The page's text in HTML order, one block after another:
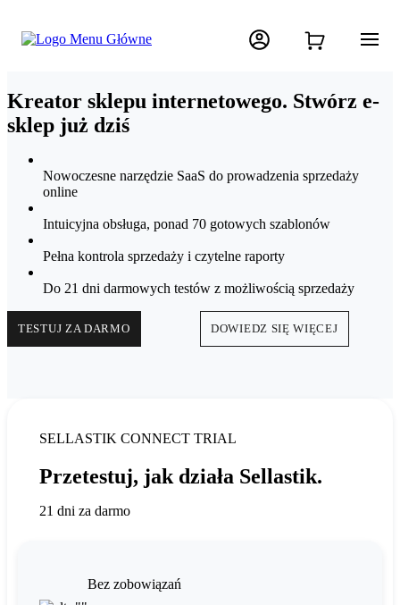
Kreator sklepu internetowego. Stwórz e-
sklep już dziś
Nowoczesne narzędzie SaaS do prowadzenia sprzedaży
online
Intuicyjna obsługa, ponad 70 gotowych szablonów
Pełna kontrola sprzedaży i czytelne raporty
Do 21 dni darmowych testów z możliwością sprzedaży
TESTUJ ZA DARMO DOWIEDZ SIĘ WIĘCEJ
SELLASTIK CONNECT TRIAL
Przetestuj, jak działa Sellastik.
21 dni za darmo
Bez zobowiązań